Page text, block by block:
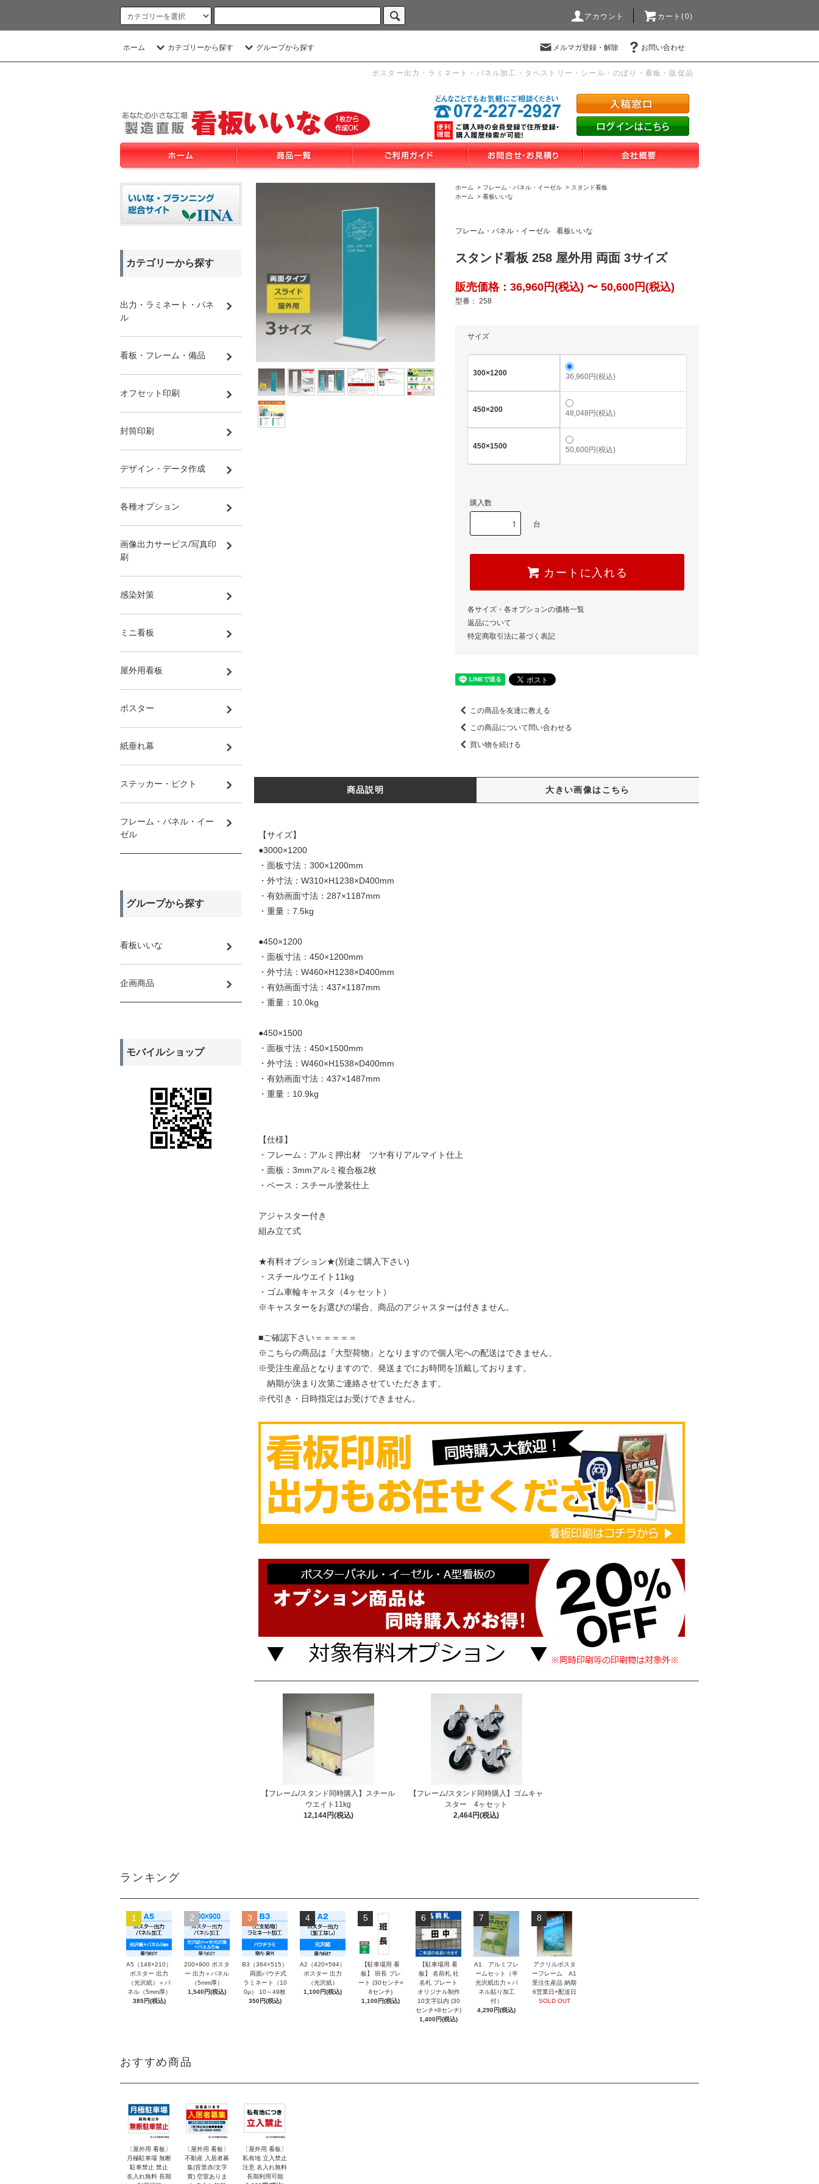
アカウント カート(0)
ホーム カテゴリーから探す グループから探す メルマガ登録・解除 お問い合わせ
ポスター出力・ラミネート・パネル加工・タペストリー・シール・のぼり・看板・販促品
ホーム > フレーム・パネル・イーゼル > スタンド看板
ホーム
> 看板いいな
フレーム・パネル・イーゼル 看板いいな
スタンド看板 258 屋外用 両面 3サイズ
販売価格：36,960円(税込) 〜 50,600円(税込)
型番： 258
サイズ
300×1200 36,960円(税込)
450×200 48,048円(税込)
450×1500 50,600円(税込)
購入数
台
カートに入れる
各サイズ・各オプションの価格一覧
返品について
特定商取引法に基づく表記
この商品を友達に教える
この商品について問い合わせる
買い物を続ける
商品説明 大きい画像はこちら
【サイズ】
●3000×1200
・面板寸法：300×1200mm
・外寸法：W310×H1238×D400mm
・有効画面寸法：287×1187mm
・重量：7.5kg
●450×1200
・面板寸法：450×1200mm
・外寸法：W460×H1238×D400mm
・有効画面寸法：437×1187mm
・重量：10.0kg
●450×1500
・面板寸法：450×1500mm
・外寸法：W460×H1538×D400mm
・有効画面寸法：437×1487mm
・重量：10.9kg
【仕様】
・フレーム：アルミ押出材 ツヤ有りアルマイト仕上
・面板：3mmアルミ複合板2枚
・ベース：スチール塗装仕上
アジャスター付き
組み立て式
★有料オプション★(別途ご購入下さい)
・スチールウエイト11kg
・ゴム車輪キャスタ（4ヶセット）
※キャスターをお選びの場合、商品のアジャスターは付きません。
■ご確認下さい＝＝＝＝＝
※こちらの商品は『大型荷物』となりますので個人宅への配送はできません。
※受注生産品となりますので、発送までにお時間を頂戴しております。
納期が決まり次第ご連絡させていただきます。
※代引き・日時指定はお受けできません。
【フレーム/スタンド同時購入】スチール
ウエイト11kg
12,144円(税込)
【フレーム/スタンド同時購入】ゴムキャ
スター 4ヶセット
2,464円(税込)
カテゴリーから探す
出力・ラミネート・パネ
ル
看板・フレーム・備品
オフセット印刷
封筒印刷
デザイン・データ作成
各種オプション
画像出力サービス/写真印
刷
感染対策
ミニ看板
屋外用看板
ポスター
紙垂れ幕
ステッカー・ピクト
フレーム・パネル・イー
ゼル
グループから探す
看板いいな
企画商品
モバイルショップ
ランキング
1
A5（148×210）
ポスター 出力
（光沢紙）＋パ
ネル（5mm厚）
385円(税込)
2
200×900 ポスタ
ー 出力＋パネル
（5mm厚）
1,540円(税込)
3
B3（364×515）
両面パウチ式
ラミネート（10
0μ） 10～49枚
350円(税込)
4
A2（420×594）
ポスター 出力
（光沢紙）
1,100円(税込)
5
【駐車場用 看
板】 班長 プレ
ート (30センチ×
8センチ)
1,100円(税込)
6
【駐車場用 看
板】 名前札 社
名札 プレート
オリジナル制作
10文字以内 (30
センチ×8センチ)
1,400円(税込)
7
A1 アルミフレ
ームセット（半
光沢紙出力＋パ
ネル貼り加工
付）
4,290円(税込)
8
アクリルポスタ
ーフレーム A1
受注生産品 納期
6営業日+配送日
SOLD OUT
おすすめ商品
〔屋外用 看板〕
月極駐車場 無断
駐車禁止 禁止
名入れ無料 長期
〔屋外用 看板〕
不動産 入居者募
集(背景赤/文字
黄) 空室ありま
〔屋外用 看板〕
私有地 立入禁止
注意 名入れ無料
長期利用可能